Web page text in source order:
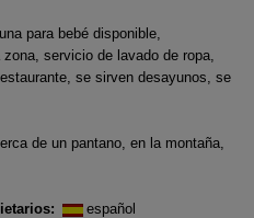
para bebé disponible,
servicio de lavado de ropa,
se sirven desayunos, se
de un pantano, en la montaña,
español